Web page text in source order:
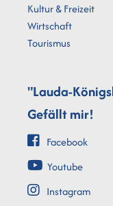
Kultur & Freizeit
Wirtschaft
Tourismus
"Lauda-
Gefällt mir!
Facebook
Youtube
Instagram